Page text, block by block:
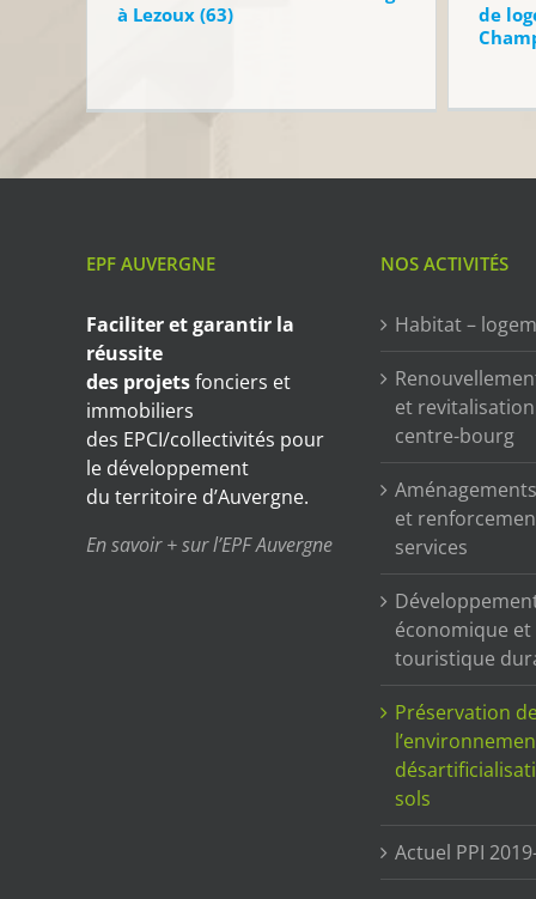
à Lezoux (63)
de
EPF AUVERGNE
Faciliter et garantir la
réussite
des projetsfonciers et
immobiliers
des EPCI/collectivités pour
le développement
du territoire d’Auvergne.
En savoir + sur l’EPF Auvergne
NOS ACTIVITÉS
Habitat –
et
centre-bourg
et
services
économique et
touristique
Préservation
sols
Actuel PPI